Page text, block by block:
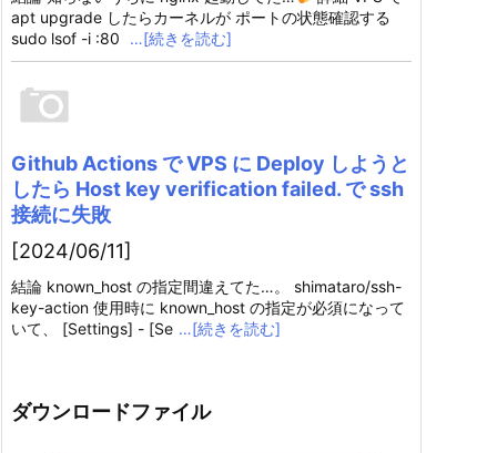
apt upgrade したらカーネルが ポートの状態確認する
sudo lsof -i :80
…[続きを読む]
Github Actions で VPS に Deploy しようと
したら Host key verification failed. で ssh
接続に失敗
[2024/06/11]
結論 known_host の指定間違えてた…。 shimataro/ssh-
key-action 使用時に known_host の指定が必須になって
いて、 [Settings] - [Se …[続きを読む]
ダウンロードファイル